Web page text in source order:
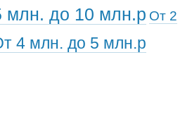
млн. до 10 млн.р От 2
4 млн. до 5 млн.р